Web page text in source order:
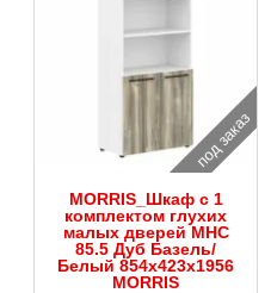
под заказ
MORRIS_Шкаф с 1
комплектом глухих
малых дверей MHC
85.5 Дуб Базель/
Белый 854х423х1956
MORRIS